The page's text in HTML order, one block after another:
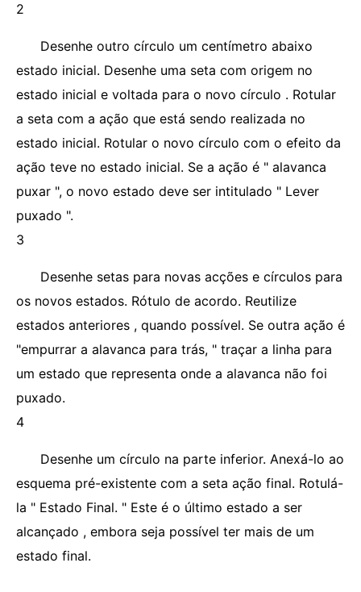
2
Desenhe outro círculo um centímetro abaixo
estado inicial. Desenhe uma seta com origem no
estado inicial e voltada para o novo círculo . Rotular
a seta com a ação que está sendo realizada no
estado inicial. Rotular o novo círculo com o efeito da
ação teve no estado inicial. Se a ação é " alavanca
puxar ", o novo estado deve ser intitulado " Lever
puxado ".
3
Desenhe setas para novas acções e círculos para
os novos estados. Rótulo de acordo. Reutilize
estados anteriores , quando possível. Se outra ação é
"empurrar a alavanca para trás, " traçar a linha para
um estado que representa onde a alavanca não foi
puxado.
4
Desenhe um círculo na parte inferior. Anexá-lo ao
esquema pré-existente com a seta ação final. Rotulá-
la " Estado Final. " Este é o último estado a ser
alcançado , embora seja possível ter mais de um
estado final.